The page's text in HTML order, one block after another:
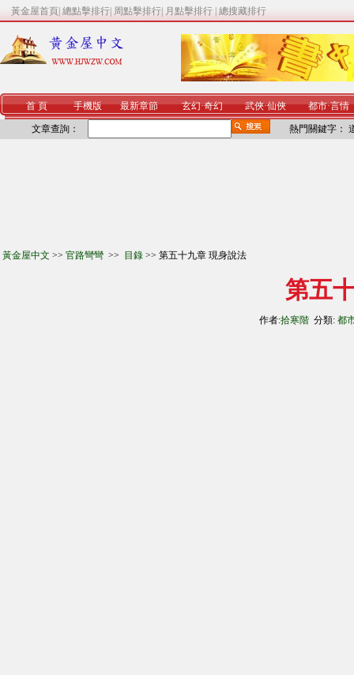
黃金屋首頁 總點擊排行 周點擊排行 月點擊排行 總搜藏排行
首 頁 手機版 最新章節 玄幻·奇幻 武俠·仙俠 都市·言情
文章查詢： 熱門關鍵字：
黃金屋中文 >> 官路彎彎 >> 目錄 >> 第五十九章 現身說法
第五
作者:拾寒階 分類: 都